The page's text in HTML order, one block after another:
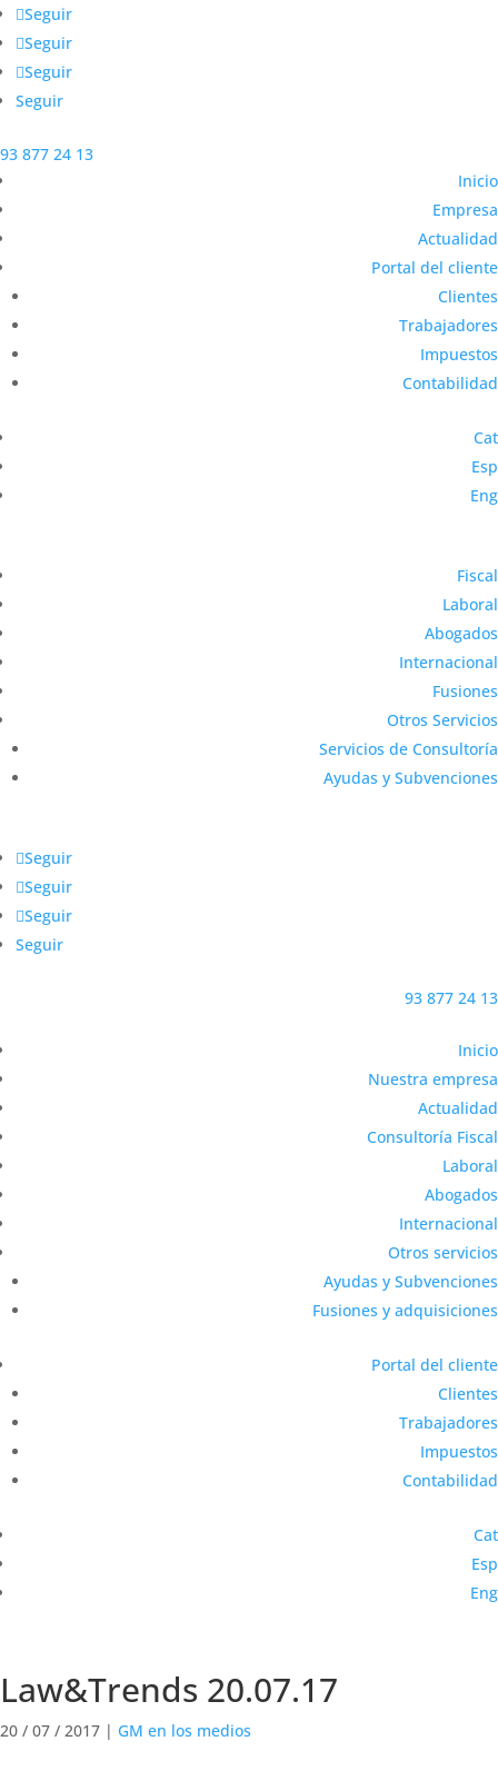
Seguir
Seguir
Seguir
Seguir
93 877 24 13
Inicio
Empresa
Actualidad
Portal del cliente
Clientes
Trabajadores
Impuestos
Contabilidad
Cat
Esp
Eng
Fiscal
Laboral
Abogados
Internacional
Fusiones
Otros Servicios
Servicios de Consultoría
Ayudas y Subvenciones
Seguir
Seguir
Seguir
Seguir
93 877 24 13
Inicio
Nuestra empresa
Actualidad
Consultoría Fiscal
Laboral
Abogados
Internacional
Otros servicios
Ayudas y Subvenciones
Fusiones y adquisiciones
Portal del cliente
Clientes
Trabajadores
Impuestos
Contabilidad
Cat
Esp
Eng
Law&Trends 20.07.17
20 / 07 / 2017 | GM en los medios